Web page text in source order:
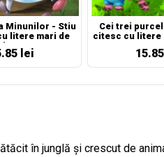
Minunilor - Stiu
litere mari de
tipar!
lei
Cei trei
citesc cu litere
în junglă și crescut de